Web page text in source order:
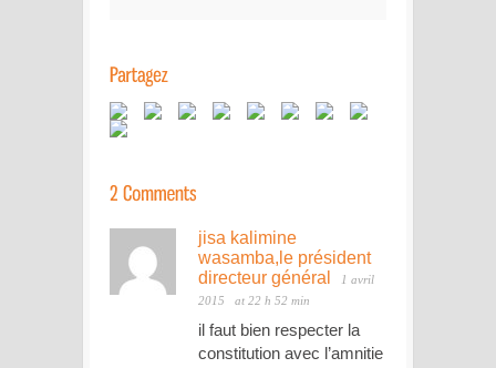
jisa kalimine
wasamba,le président
directeur général
1 avril
2015
at 22 h 52 min
il faut bien respecter la
constitution avec l’amnitie